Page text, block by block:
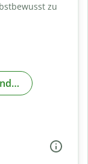
zu